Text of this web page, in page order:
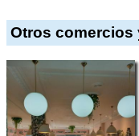
Otros comercios